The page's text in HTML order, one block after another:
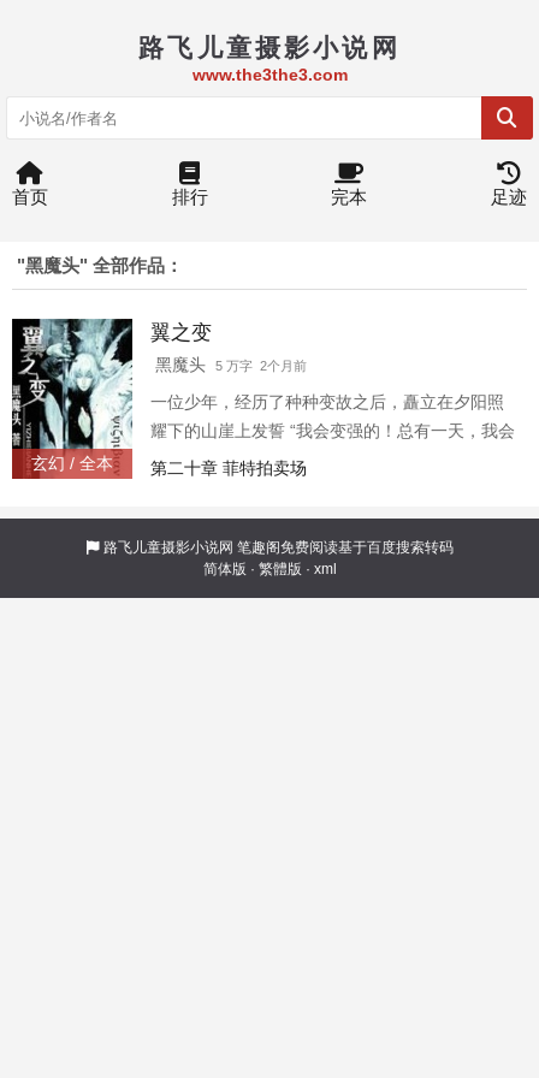
路飞儿童摄影小说网
www.the3the3.com
首页 排行 完本 足迹
"黑魔头" 全部作品：
玄幻 / 全本
翼之变
黑魔头 5 万字 2个月前
一位少年，经历了种种变故之后，矗立在夕阳照
耀下的山崖上发誓 “我会变强的！总有一天，我会
打败你们，以报雪耻！”此吼声，惊天地！动山
反阴谋、诡计也一次次出现在他的面前，他是否
能战胜这些困难，成为这个大陆上，任何人只能
仰望的最顶尖。最巅峰的的存在？！
第二十章 菲特拍卖场
路飞儿童摄影小说网 笔趣阁免费阅读基于百度搜索转码
简体版 · 繁體版 · xml